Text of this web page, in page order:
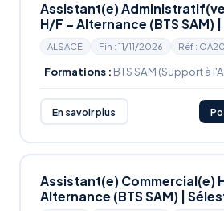
Assistant(e)
H/F – Alternance (BTS SAM)
ALSACE Fin : 11/11/2026 Réf :
Formations : BTS SAM (Support à
En savoir plus
Assistant(e) Commercial(e)
Alternance (BTS SAM) |